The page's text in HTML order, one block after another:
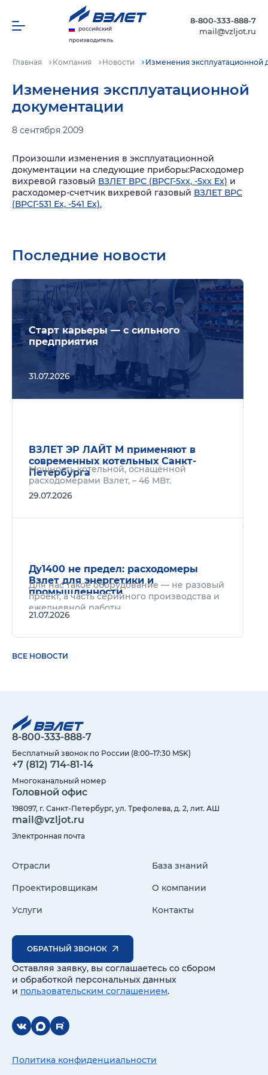
российский
производитель
8-800-333-888-7
mail@vzljot.ru
Главная Компания Новости Изменения эксплуатационной
Изменения эксплуатационной
документации
8 сентября 2009
Произошли изменения в эксплуатационной
документации на следующие приборы:Расходомер
вихревой газовый ВЗЛЕТ ВРС (ВРСГ-5xx, -5xx Ex) и
расходомер-счетчик вихревой газовый ВЗЛЕТ ВРС
(ВРСГ-531 Ех, -541 Ех).
Последние новости
Старт карьеры — с сильного
предприятия
31.07.2026
ВЗЛЕТ ЭР ЛАЙТ М применяют в
современных котельных Санкт-
Петербурга
Мощность котельной, оснащённой
расходомерами Взлет, – 46 МВт.
29.07.2026
Ду1400 не предел: расходомеры
Взлет для энергетики и
промышленности
Для нас такое оборудование — не разовый
проект, а часть серийного производства и
ежедневной работы.
21.07.2026
ВСЕ НОВОСТИ
8-800-333-888-7
Бесплатный звонок по России (8:00–17:30 MSK)
+7 (812) 714-81-14
Многоканальный номер
Головной офис
198097, г. Санкт-Петербург, ул. Трефолева, д. 2, лит. АШ
mail@vzljot.ru
Электронная почта
Отрасли
Проектировщикам
Услуги
База знаний
О компании
Контакты
ОБРАТНЫЙ ЗВОНОК
Оставляя заявку, вы соглашаетесь со сбором
и обработкой персональных данных
и пользовательским соглашением.
Политика конфиденциальности